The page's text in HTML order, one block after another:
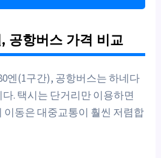
공항버스 가격 비교
엔(1구간), 공항버스는 하네다
. 택시는 단거리만 이용하면
동은 대중교통이 훨씬 저렴합